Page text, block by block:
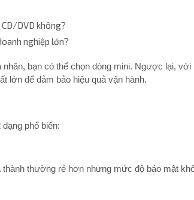
DVD không?
nghiệp lớn?
bạn có thể chọn dòng mini. Ngược lại,
lớn để đảm bảo hiệu quả vận hành.
phổ biến:
thường rẻ hơn nhưng mức độ bảo mật
Máy hủy tài liệu
Cho Ngân Hàng, Kế
Nhân Sự - Giải